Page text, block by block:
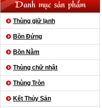
Danh mục sản phẩm
Thùng giữ lạnh
Bồn Đứng
Bồn Nằm
Thùng chữ nhật
Thùng Tròn
Kết Thủy Sản